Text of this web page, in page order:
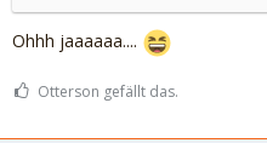
Ohhh jaaaaaa....
Otterson gefällt das.